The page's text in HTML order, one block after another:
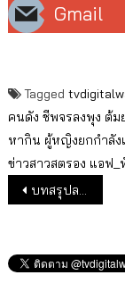
Gmail
Tagged
คนดัง ชีพจรลงพุง ต้ม
หากิน ผู้หญิงยกกำลัง
ข่าวสาวสตรอง แอฟ_
แนะแนวเรื่อง
บทสรุปละคร “ซ่อนเงารัก” ละครจับตลาดกลุ่มผู้ชมอายุน้อยลง